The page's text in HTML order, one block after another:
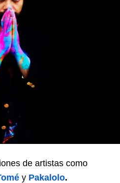
de artistas como
y Pakalolo.